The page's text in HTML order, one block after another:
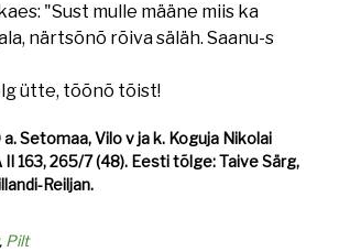
"Sust mulle määne miis ka
närtsõnõ rõiva säläh. Saanu-s
ütte, tõõnõ tõist!
Setomaa, Vilo v ja k. Koguja Nikolai
II 163, 265/7 (48). Eesti tõlge: Taive Särg,
Reiljan.
Pilt